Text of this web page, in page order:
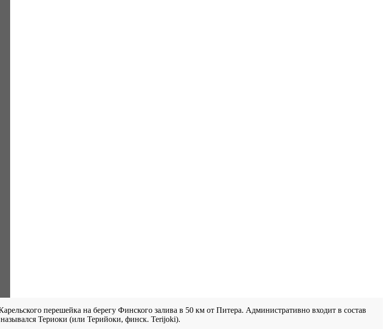
перешейка на берегу Финского залива в 50 км от Питера. Административно входит в состав
Териоки (или Терийоки, финск. Terijoki).